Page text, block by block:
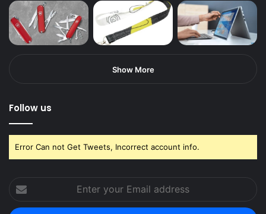
Show More
Follow us
Error Can not Get Tweets, Incorrect account info.
your
Email